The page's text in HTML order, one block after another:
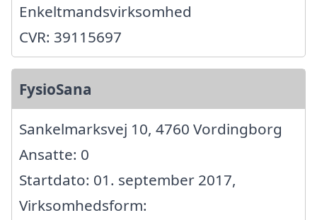
Enkeltmandsvirksomhed
CVR: 39115697
FysioSana
Sankelmarksvej 10, 4760 Vordingborg
Ansatte: 0
Startdato: 01. september 2017,
Virksomhedsform: